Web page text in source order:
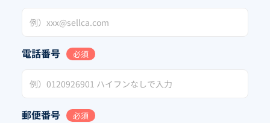
電話番号 必須
郵便番号 必須